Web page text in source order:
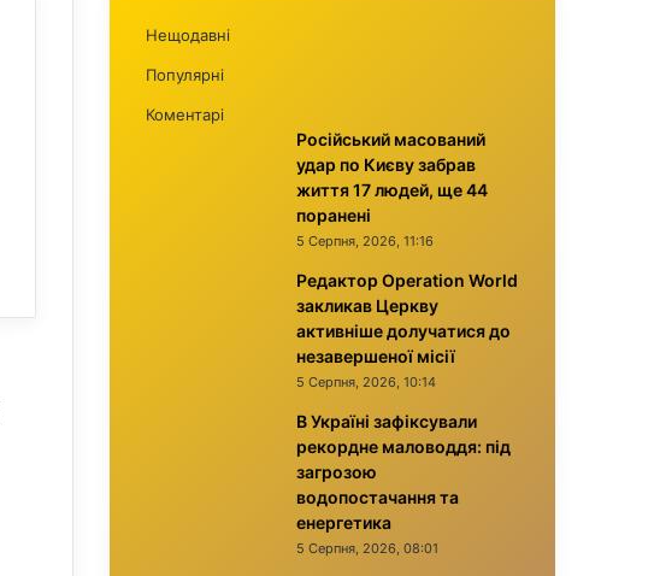
Нещодавні
Популярні
Коментарі
Російський масований
удар по Києву забрав
життя 17 людей, ще 44
поранені
5 Серпня, 2026, 11:16
Редактор Operation World
закликав Церкву
активніше долучатися до
незавершеної місії
5 Серпня, 2026, 10:14
В Україні зафіксували
рекордне маловоддя: під
загрозою
водопостачання та
енергетика
5 Серпня, 2026, 08:01